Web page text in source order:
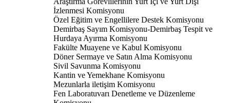
İzlenmesi Komisyonu
Özel Eğitim ve Engellilere Destek Komisyonu
Demirbaş Sayım Komisyonu-Demirbaş Tespit ve
Hurdaya Ayırma Komisyonu
Fakülte Muayene ve Kabul Komisyonu
Döner Sermaye ve Satın Alma Komisyonu
Sivil Savunma Komisyonu
Kantin ve Yemekhane Komisyonu
Mezunlarla iletişim Komisyonu
Fen Laboratuvarı Denetleme ve Düzenleme